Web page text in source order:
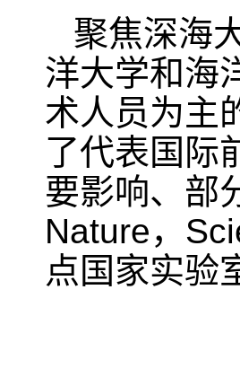
聚焦深海
洋大学和海
术人员为主
了代表国际
要影响、部
Nature，
点国家实验